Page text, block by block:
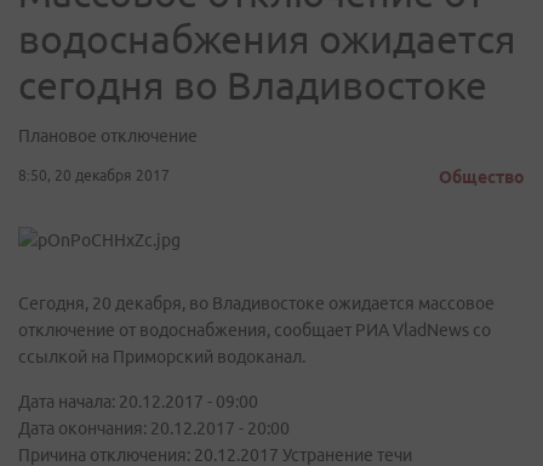
водоснабжения ожидается
сегодня во Владивостоке
Плановое отключение
8:50, 20 декабря 2017 Общество
Сегодня, 20 декабря, во Владивостоке ожидается массовое
отключение от водоснабжения, сообщает РИА VladNews со
ссылкой на Приморский водоканал.
Дата начала: 20.12.2017 - 09:00
Дата окончания: 20.12.2017 - 20:00
Причина отключения: 20.12.2017 Устранение течи